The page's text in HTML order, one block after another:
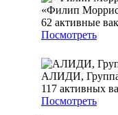
«Филип
62 активные
Посмотреть
АЛИДИ,
117 активных
Посмотреть